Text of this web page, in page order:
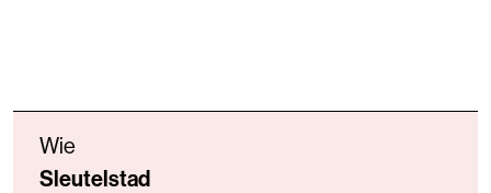
Wie
Sleutelstad